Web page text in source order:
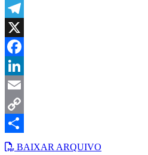
WhatsApp
Telegram
X
Facebook
LinkedIn
Email
Copy
Link
ShareBAIXAR ARQUIVO